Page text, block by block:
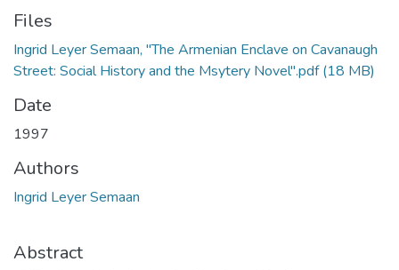
Files
Ingrid Leyer Semaan, "The Armenian Enclave on Cavanaugh
Street: Social History and the Msytery Novel".pdf(18 MB)
Date
1997
Authors
Ingrid Leyer Semaan
Abstract